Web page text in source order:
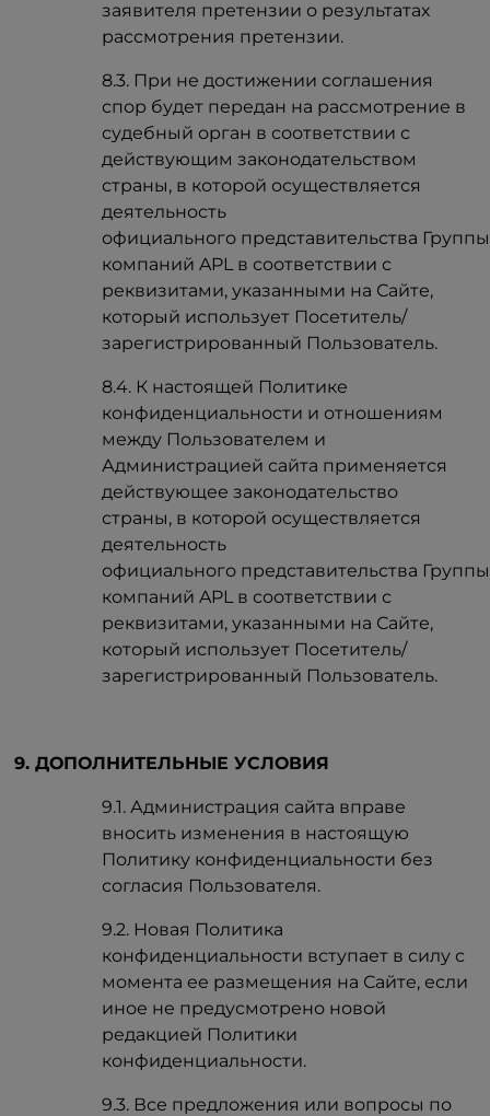
заявителя претензии о результатах
рассмотрения претензии.
8.3. При не достижении соглашения
спор будет передан на рассмотрение в
судебный орган в соответствии с
действующим законодательством
страны, в которой осуществляется
деятельность
официального представительства Группы
компаний APL в соответствии с
реквизитами, указанными на Сайте,
который использует Посетитель/
зарегистрированный Пользователь.
8.4. К настоящей Политике
конфиденциальности и отношениям
между Пользователем и
Администрацией сайта применяется
действующее законодательство
страны, в которой осуществляется
деятельность
официального представительства Группы
компаний APL в соответствии с
реквизитами, указанными на Сайте,
который использует Посетитель/
зарегистрированный Пользователь.
9. ДОПОЛНИТЕЛЬНЫЕ УСЛОВИЯ
9.1. Администрация сайта вправе
вносить изменения в настоящую
Политику конфиденциальности без
согласия Пользователя.
9.2. Новая Политика
конфиденциальности вступает в силу с
момента ее размещения на Сайте, если
иное не предусмотрено новой
редакцией Политики
конфиденциальности.
9.3. Все предложения или вопросы по